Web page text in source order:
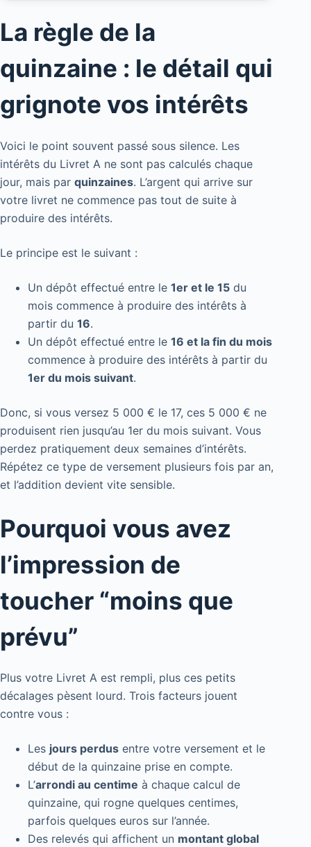
La règle de la
quinzaine : le détail qui
grignote vos intérêts
Voici le point souvent passé sous silence. Les
intérêts du Livret A ne sont pas calculés chaque
jour, mais par quinzaines. L’argent qui arrive sur
votre livret ne commence pas tout de suite à
produire des intérêts.
Le principe est le suivant :
Un dépôt effectué entre le 1er et le 15 du
mois commence à produire des intérêts à
partir du 16.
Un dépôt effectué entre le 16 et la fin du mois
commence à produire des intérêts à partir du
1er du mois suivant.
Donc, si vous versez 5 000 € le 17, ces 5 000 € ne
produisent rien jusqu’au 1er du mois suivant. Vous
perdez pratiquement deux semaines d’intérêts.
Répétez ce type de versement plusieurs fois par an,
et l’addition devient vite sensible.
Pourquoi vous avez
l’impression de
toucher “moins que
prévu”
Plus votre Livret A est rempli, plus ces petits
décalages pèsent lourd. Trois facteurs jouent
contre vous :
Les jours perdus entre votre versement et le
début de la quinzaine prise en compte.
L’arrondi au centime à chaque calcul de
quinzaine, qui rogne quelques centimes,
parfois quelques euros sur l’année.
Des relevés qui affichent un montant global